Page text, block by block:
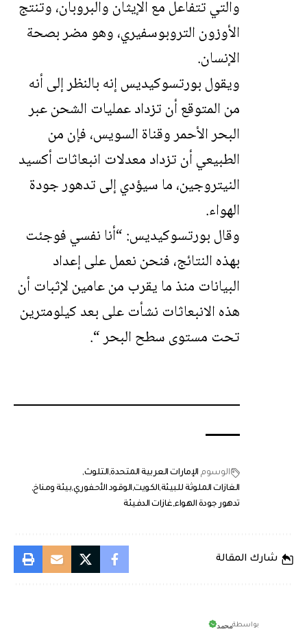
والتي تتفاعل مع الإيثان والبروبان، وتنتج
الأوزون التروبوسفيري، وهو مضر بصحة
الإنسان.
ويقول بورتسوكيديس إنه بالنظر إلى أنه
من المتوقع أن تزداد عمليات الشحن عبر
البحر الأحمر وقناة السويس، فإن من
الطبيعي أن تزداد معدلات انبعاثات أكسيد
النيتروجين، ما سيؤدي إلى تدهور جودة
الهواء.
وقال بورتسوكيديس: “أنا نفسي فوجئت
بهذه النتائج، فنحن نعمل على إعداد
البيانات منذ ما يقرب من عامين لإثبات أن
هذه الانبعاثات نشأت على بعد كيلومترين
تحت مستوى سطح البحر “.
الوسوم الإمارات العربية المتحدة التلوث
الغازات الملوثة للبيئةالكويت الوقود الأحفوريبيئة ومناخ
تدهور جودة الهواء غازات الدفيئة
شارك المقالة
بواسطةمحمد